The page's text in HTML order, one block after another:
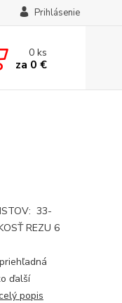
Prihlásenie
0ks
za 0 €
33-
REZU 6
ďalší
popis